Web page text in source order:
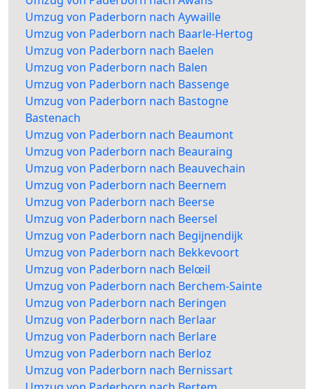
Umzug von Paderborn nach Aywaille
Umzug von Paderborn nach Baarle-Hertog
Umzug von Paderborn nach Baelen
Umzug von Paderborn nach Balen
Umzug von Paderborn nach Bassenge
Umzug von Paderborn nach Bastogne
Bastenach
Umzug von Paderborn nach Beaumont
Umzug von Paderborn nach Beauraing
Umzug von Paderborn nach Beauvechain
Umzug von Paderborn nach Beernem
Umzug von Paderborn nach Beerse
Umzug von Paderborn nach Beersel
Umzug von Paderborn nach Begijnendijk
Umzug von Paderborn nach Bekkevoort
Umzug von Paderborn nach Belœil
Umzug von Paderborn nach Berchem-Sainte
Umzug von Paderborn nach Beringen
Umzug von Paderborn nach Berlaar
Umzug von Paderborn nach Berlare
Umzug von Paderborn nach Berloz
Umzug von Paderborn nach Bernissart